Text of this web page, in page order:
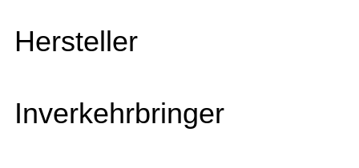
Hersteller
Inverkehrbringer